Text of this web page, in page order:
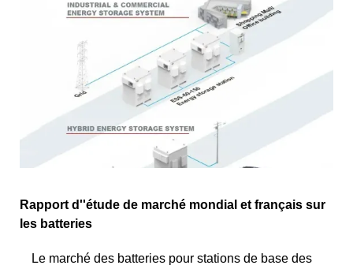
Rapport d''étude de marché mondial et français sur
les batteries
Le marché des batteries pour stations de base des